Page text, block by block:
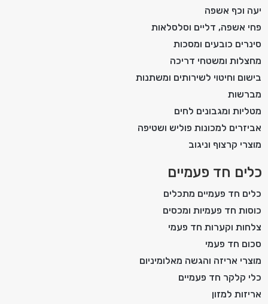
יעה וכף אשפה
פחי אשפה, דליים וסלסלאות
סינרים כובעים ומסכות
מחצלות ומשטחי דריכה
בישום וחיטוי לשירותים ומשתנות
מברשות
מטליות ומגבונים לחים
אביזרים למכונות פוליש ושטיפה
מוצרי קרצוף וניגוב
כלים חד פעמיים
כלים חד פעמיים מתכלים
כוסות חד פעמיות ומכסים
צלחות וקערות חד פעמי
סכום חד פעמי
מוצרי אריזה והגשה מאלומיניום
כלי קלקר חד פעמיים
אריזות למזון